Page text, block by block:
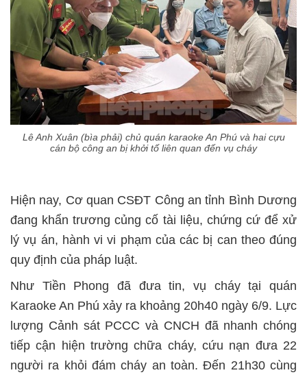
Lê Anh Xuân (bìa phải) chủ quán karaoke An Phú và hai cựu
cán bộ công an bị khởi tố liên quan đến vụ cháy
Hiện nay, Cơ quan CSĐT Công an tỉnh Bình Dương
đang khẩn trương củng cố tài liệu, chứng cứ để xử
lý vụ án, hành vi vi phạm của các bị can theo đúng
quy định của pháp luật.
Như Tiền Phong đã đưa tin, vụ cháy tại quán
Karaoke An Phú xảy ra khoảng 20h40 ngày 6/9. Lực
lượng Cảnh sát PCCC và CNCH đã nhanh chóng
tiếp cận hiện trường chữa cháy, cứu nạn đưa 22
người ra khỏi đám cháy an toàn. Đến 21h30 cùng